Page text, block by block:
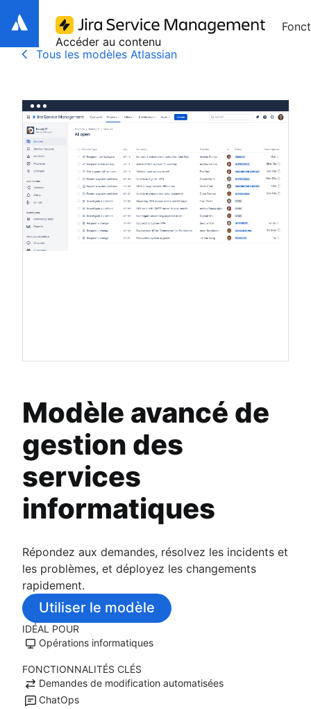
Accéder au contenu
Tous les modèles Atlassian
Modèle avancé de
gestion des
services
informatiques
Répondez aux demandes, résolvez les incidents et
les problèmes, et déployez les changements
rapidement.
Utiliser le modèle
IDÉAL POUR
Opérations informatiques
FONCTIONNALITÉS CLÉS
Demandes de modification automatisées
ChatOps